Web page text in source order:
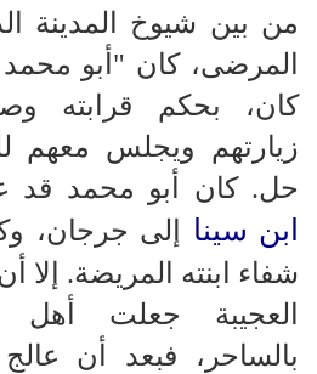
من بين شيوخ المدينة
المرضى، كان "أبو
كان، بحكم قرابته
زيارتهم ويجلس معهم
حل. كان أبو محمد قد
ابن سينا ​​إلى جرجان،
شفاء ابنته المريضة. إلا
​​العجيبة جعلت أهل
بالساحر، فبعد أن